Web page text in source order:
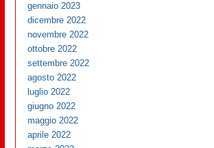
gennaio 2023
dicembre 2022
novembre 2022
ottobre 2022
settembre 2022
agosto 2022
luglio 2022
giugno 2022
maggio 2022
aprile 2022